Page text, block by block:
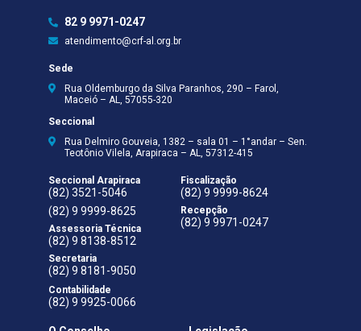
82 9 9971-0247
atendimento@crf-al.org.br
Sede
Rua Oldemburgo da Silva Paranhos, 290 – Farol,
Maceió – AL, 57055-320
Seccional
Rua Delmiro Gouveia, 1382 – sala 01 – 1°andar – Sen.
Teotônio Vilela, Arapiraca – AL, 57312-415
Seccional Arapiraca
(82) 3521-5046
(82) 9 9999-8625
Assessoria Técnica
(82) 9 8138-8512
Secretaria
(82) 9 8181-9050
Contabilidade
(82) 9 9925-0066
Fiscalização
(82) 9 9999-8624
Recepção
(82) 9 9971-0247